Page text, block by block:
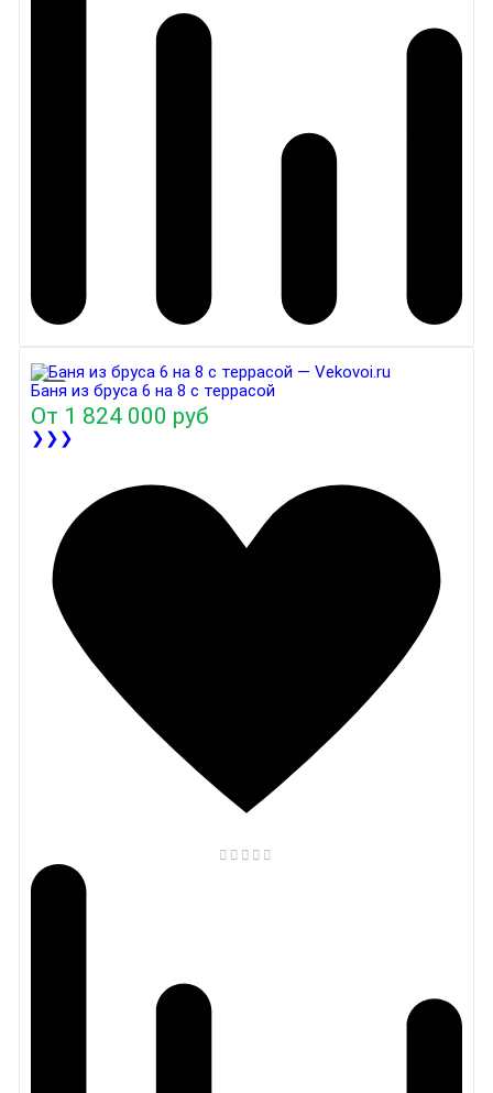
Баня из бруса 6 на 8 с террасой
От 1 824 000 руб
❯❯❯